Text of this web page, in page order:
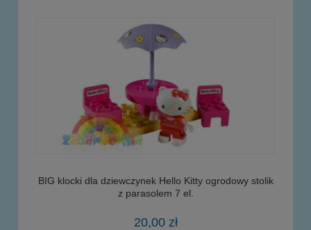
BIG klocki dla dziewczynek Hello Kitty ogrodowy stolik
z parasolem 7 el.
20,00 zł